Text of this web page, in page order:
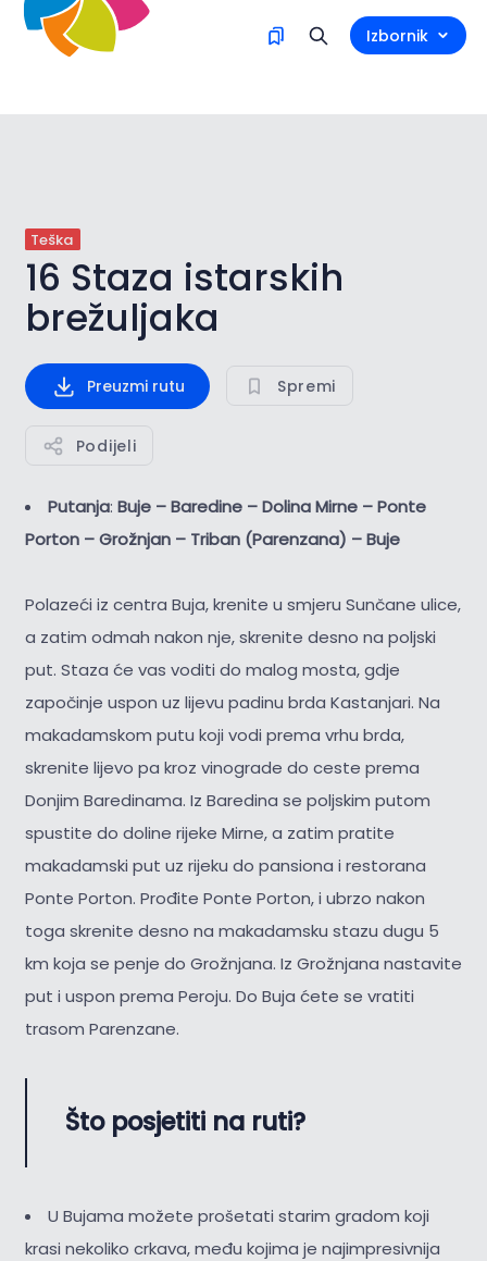
Izbornik
Teška
16 Staza istarskih
brežuljaka
Preuzmi rutu Spremi
Podijeli
Putanja: Buje – Baredine – Dolina Mirne – Ponte
Porton – Grožnjan – Triban (Parenzana) – Buje
Polazeći iz centra Buja, krenite u smjeru Sunčane ulice,
a zatim odmah nakon nje, skrenite desno na poljski
put. Staza će vas voditi do malog mosta, gdje
započinje uspon uz lijevu padinu brda Kastanjari. Na
makadamskom putu koji vodi prema vrhu brda,
skrenite lijevo pa kroz vinograde do ceste prema
Donjim Baredinama. Iz Baredina se poljskim putom
spustite do doline rijeke Mirne, a zatim pratite
makadamski put uz rijeku do pansiona i restorana
Ponte Porton. Prođite Ponte Porton, i ubrzo nakon
toga skrenite desno na makadamsku stazu dugu 5
km koja se penje do Grožnjana. Iz Grožnjana nastavite
put i uspon prema Peroju. Do Buja ćete se vratiti
trasom Parenzane.
Što posjetiti na ruti?
U Bujama možete prošetati starim gradom koji
krasi nekoliko crkava, među kojima je najimpresivnija